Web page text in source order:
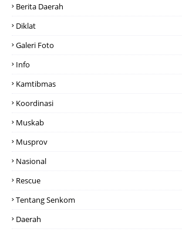
Berita Daerah
Diklat
Galeri Foto
Info
Kamtibmas
Koordinasi
Muskab
Musprov
Nasional
Rescue
Tentang Senkom
Daerah